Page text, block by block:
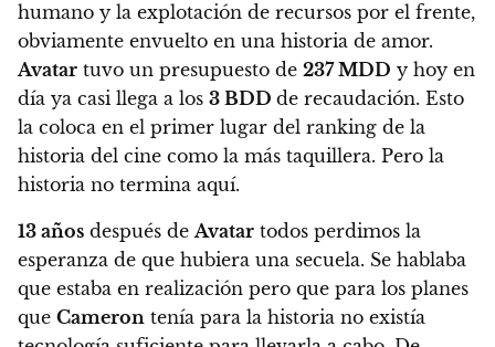
humano y la explotación de recursos por el frente,
obviamente envuelto en una historia de amor.
Avatar tuvo un presupuesto de 237 MDD y hoy en
día ya casi llega a los 3 BDD de recaudación. Esto
la coloca en el primer lugar del ranking de la
historia del cine como la más taquillera. Pero la
historia no termina aquí.
13 años después deAvatar todos perdimos la
esperanza de que hubiera una secuela. Se hablaba
que estaba en realización pero que para los planes
que Cameron tenía para la historia no existía